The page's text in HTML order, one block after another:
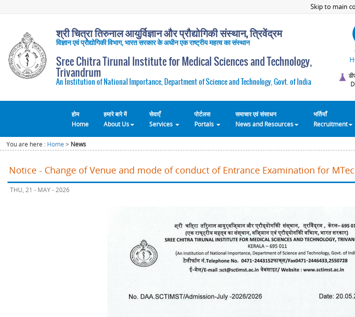
Skip to main
श्री चित्रा तिरुनाल आयुर्विज्ञान और प्रौद्योगिकी संस्थान, त्रिवेंद्रम
विज्ञान एवं प्रौद्योगिकी विभाग, भारत सरकार के अधीन एक राष्ट्रीय महत्व का संस्थान
Sree Chitra Tirunal Institute for Medical Sciences and Technology,
Trivandrum
An Institution of National Importance, Department of Science and Technology, Govt. of India
होम
Home
हमारे बारे में
About Us
सेवाएँ
Services
पोर्टलस
Portals
समाचार एवं संसाधन
News and Resources
भर्तियाँ
Recruitment
You are here : Home > News
Notice - Change of Venue and mode of conduct of Entrance Examination for
THU, 21 - MAY - 2026